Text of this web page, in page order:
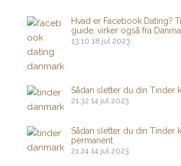
Hvad er Facebook Dating?
guide, virker også fra
13:10 18 jul 2023
Sådan sletter du din Tinder
21:32 14 jul 2023
Sådan sletter du din Tinder
permanent
21:24 14 jul 2023